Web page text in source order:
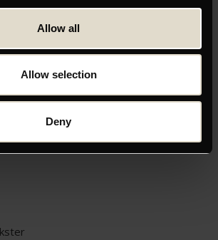
Allow all
Allow selection
Deny
Door)